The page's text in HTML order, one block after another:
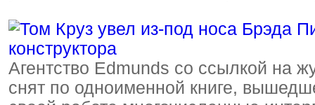
Агентство Edmunds со ссылкой на
снят по одноименной книге,